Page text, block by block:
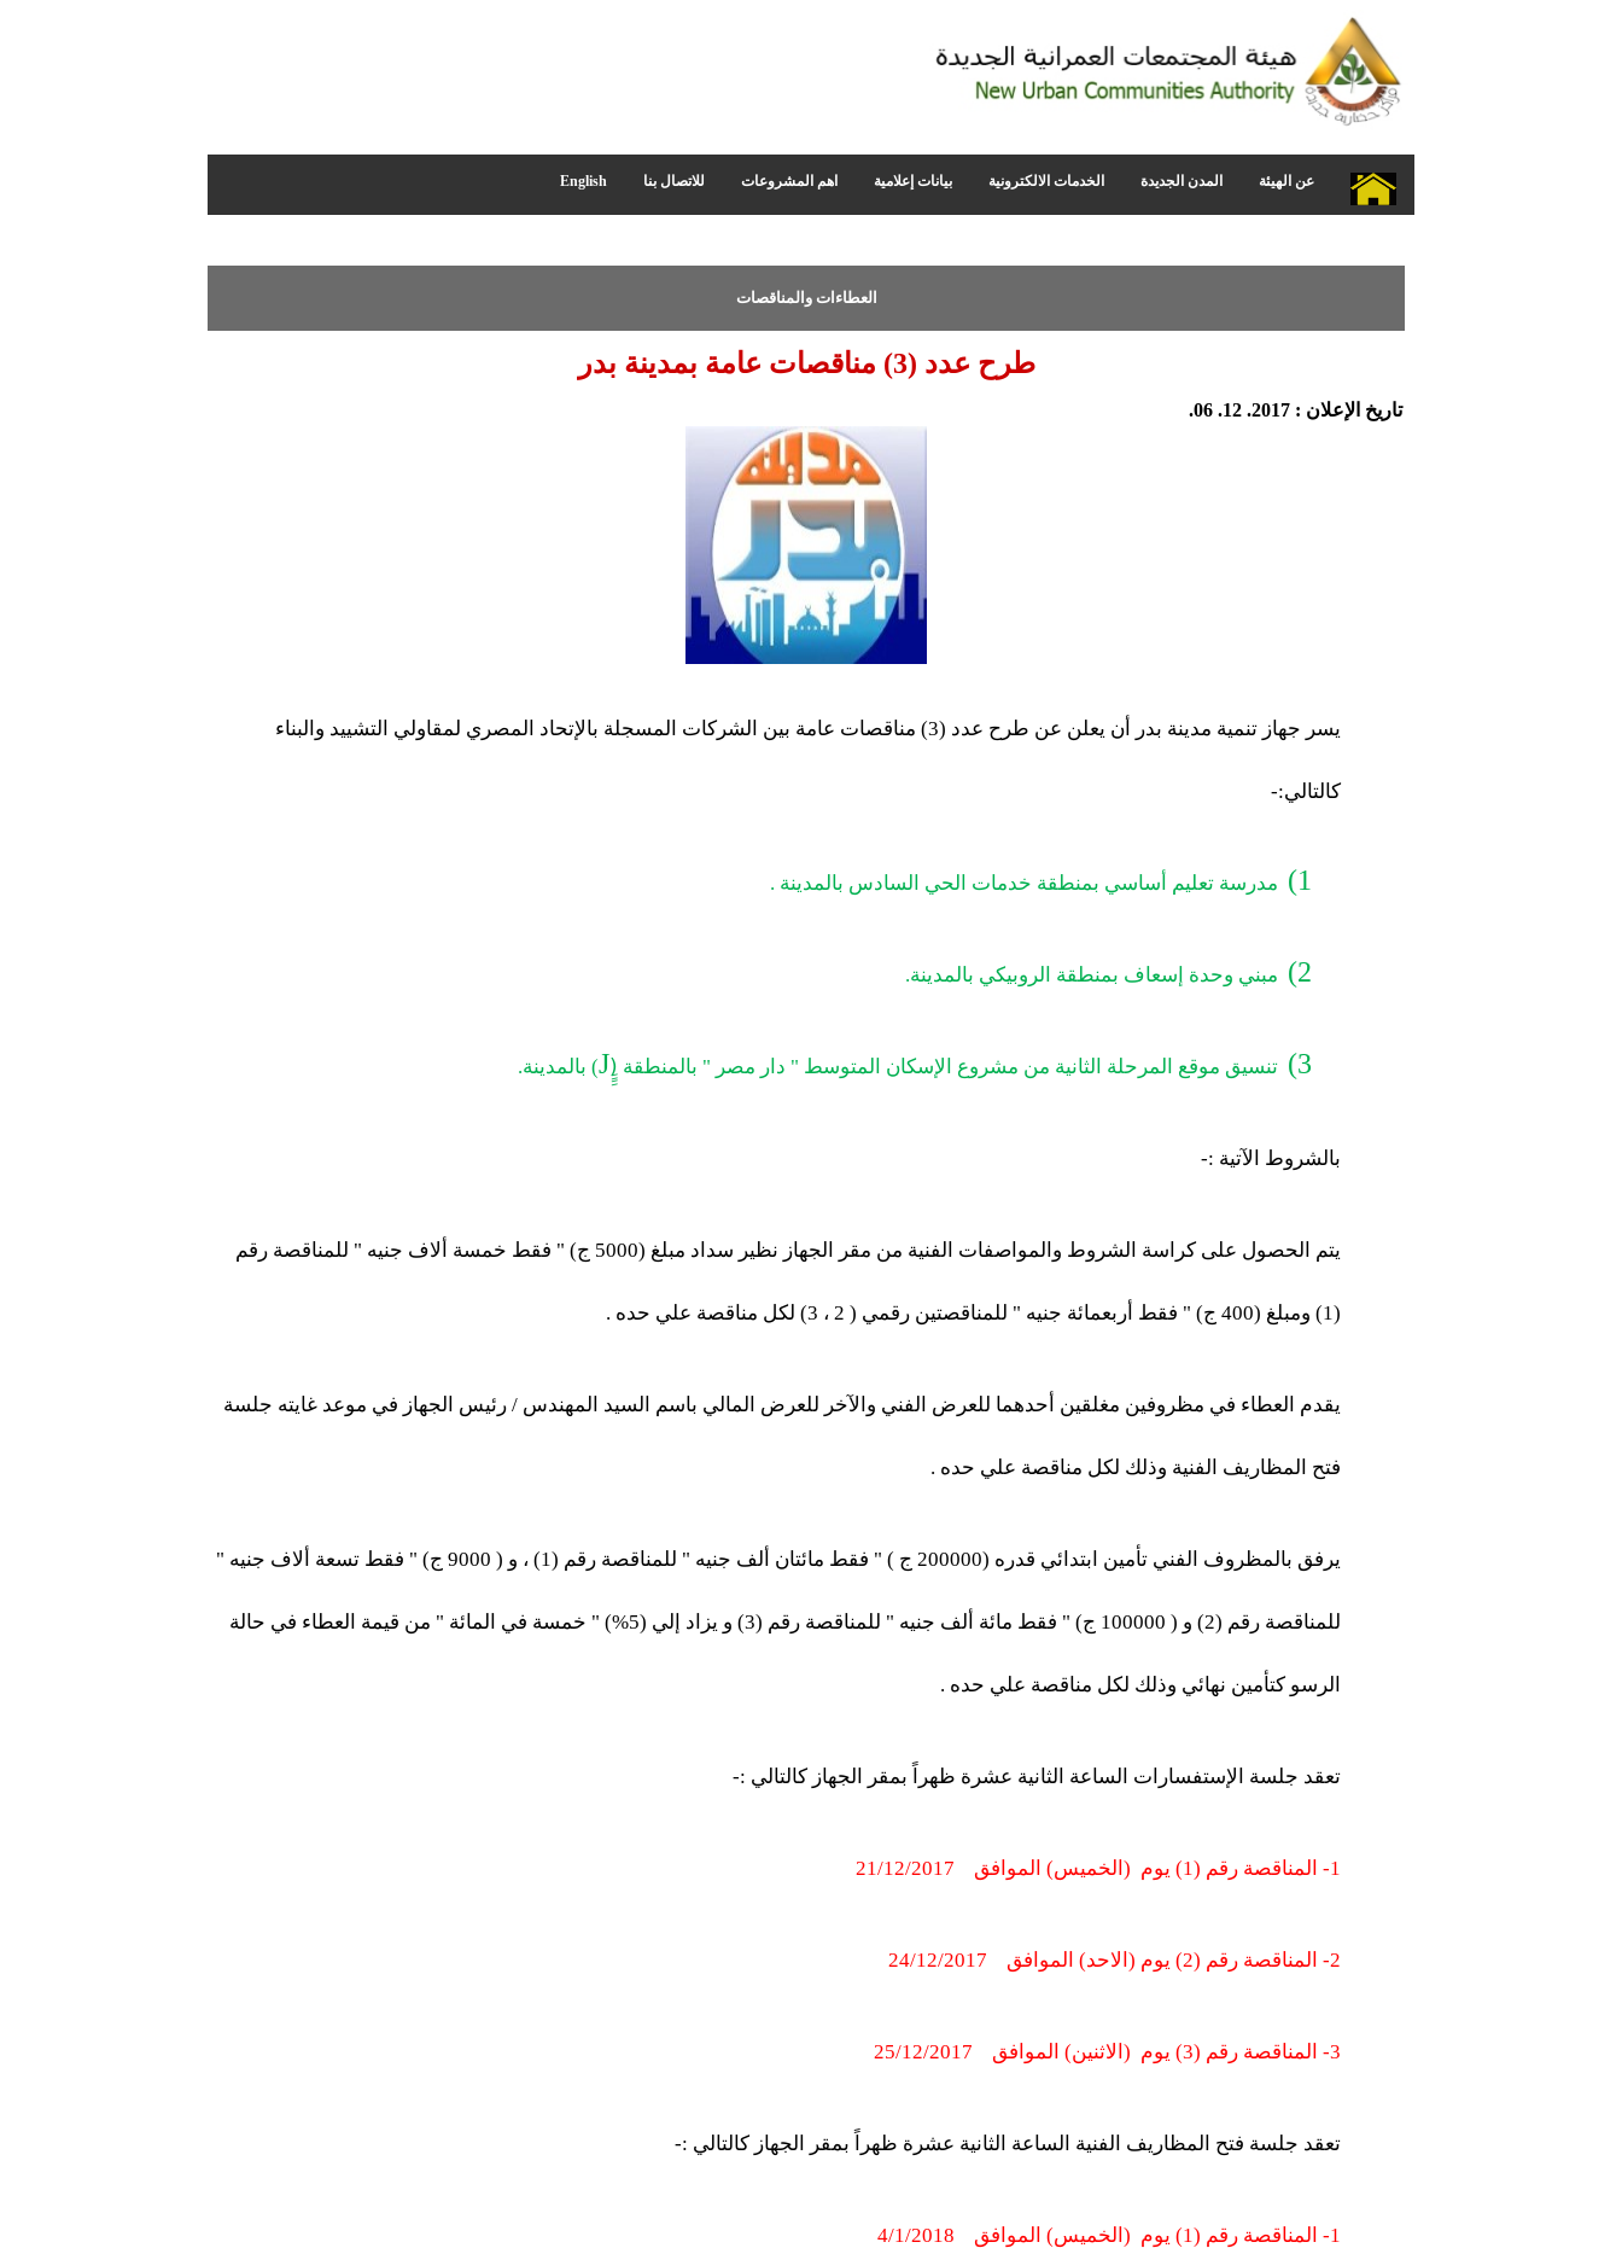
عن الهيئة المدن الجديدة الخدمات الالكترونية بيانات إعلامية اهم المشروعات للاتصال بنا English
العطاءات والمناقصات
طرح عدد (3) مناقصات عامة بمدينة بدر
تاريخ الإعلان : 2017. 12. 06.
يسر جهاز تنمية مدينة بدر أن يعلن عن طرح عدد (3) مناقصات عامة بين الشركات المسجلة بالإتحاد المصري لمقاولي التشييد والبناء
كالتالي:-
1) مدرسة تعليم أساسي بمنطقة خدمات الحي السادس بالمدينة .
2) مبني وحدة إسعاف بمنطقة الروبيكي بالمدينة.
3) تنسيق موقع المرحلة الثانية من مشروع الإسكان المتوسط " دار مصر " بالمنطقة (ِِِِJ) بالمدينة.
بالشروط الآتية :-
يتم الحصول على كراسة الشروط والمواصفات الفنية من مقر الجهاز نظير سداد مبلغ (5000 ج) " فقط خمسة ألاف جنيه " للمناقصة رقم
(1) ومبلغ (400 ج) " فقط أربعمائة جنيه " للمناقصتين رقمي ( 2 ، 3) لكل مناقصة علي حده .
يقدم العطاء في مظروفين مغلقين أحدهما للعرض الفني والآخر للعرض المالي باسم السيد المهندس / رئيس الجهاز في موعد غايته جلسة
فتح المظاريف الفنية وذلك لكل مناقصة علي حده .
يرفق بالمظروف الفني تأمين ابتدائي قدره (200000 ج ) " فقط مائتان ألف جنيه " للمناقصة رقم (1) ، و ( 9000 ج) " فقط تسعة ألاف جنيه "
للمناقصة رقم (2) و ( 100000 ج) " فقط مائة ألف جنيه " للمناقصة رقم (3) و يزاد إلي (5%) " خمسة في المائة " من قيمة العطاء في حالة
الرسو كتأمين نهائي وذلك لكل مناقصة علي حده .
تعقد جلسة الإستفسارات الساعة الثانية عشرة ظهراً بمقر الجهاز كالتالي :-
1- المناقصة رقم (1) يوم (الخميس) الموافق 21/12/2017
2- المناقصة رقم (2) يوم (الاحد) الموافق 24/12/2017
3- المناقصة رقم (3) يوم (الاثنين) الموافق 25/12/2017
تعقد جلسة فتح المظاريف الفنية الساعة الثانية عشرة ظهراً بمقر الجهاز كالتالي :-
1- المناقصة رقم (1) يوم (الخميس) الموافق 4/1/2018